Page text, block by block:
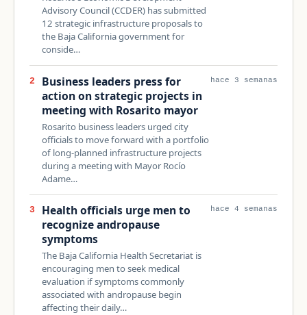
Advisory Council (CCDER) has submitted
12 strategic infrastructure proposals to
the Baja California government for
conside…
2
Business leaders press for
action on strategic projects in
meeting with Rosarito mayor
Rosarito business leaders urged city
officials to move forward with a portfolio
of long-planned infrastructure projects
during a meeting with Mayor Rocío
Adame…
hace 3 semanas
3
Health officials urge men to
recognize andropause
symptoms
The Baja California Health Secretariat is
encouraging men to seek medical
evaluation if symptoms commonly
associated with andropause begin
affecting their daily…
hace 4 semanas